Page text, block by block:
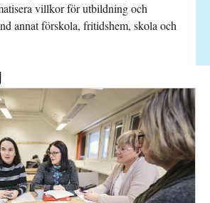
villkor för utbildning och
annat förskola, fritidshem, skola och